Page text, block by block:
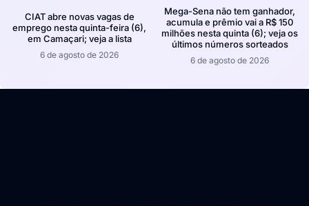
CIAT abre novas vagas de
emprego nesta quinta-feira (6),
em Camaçari; veja a lista
6 de agosto de 2026
Mega-Sena não tem ganhador,
acumula e prêmio vai a R$ 150
milhões nesta quinta (6); veja os
últimos números sorteados
6 de agosto de 2026